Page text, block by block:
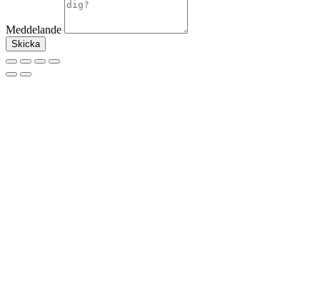
Meddelande
Skicka